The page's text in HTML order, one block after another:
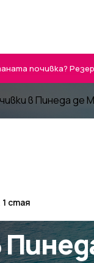
почивка?
в Пинеда де